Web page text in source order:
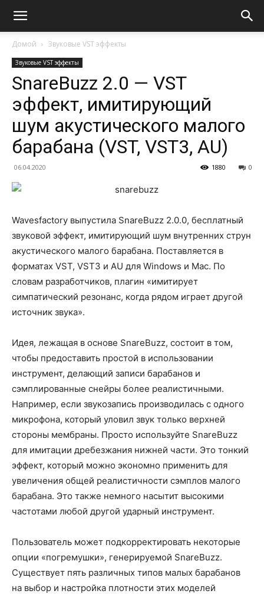
Домой Звуковые VST эффекты
Звуковые VST эффекты
SnareBuzz 2.0 — VST
эффект, имитирующий
шум акустического малого
барабана (VST, VST3, AU)
06.04.2020 0
1880
Wavesfactory выпустила SnareBuzz 2.0.0, бесплатный
звуковой эффект, имитирующий шум внутренних струн
акустического малого барабана. Поставляется в
форматах VST, VST3 и AU для Windows и Mac. По
словам разработчиков, плагин «имитирует
симпатический резонанс, когда рядом играет другой
источник звука».
Идея, лежащая в основе SnareBuzz, состоит в том,
чтобы предоставить простой в использовании
инструмент, делающий записи барабанов и
сэмплированные снейры более реалистичными.
Например, если звукозапись производилась с одного
микрофона, который уловил звук только верхней
стороны мембраны. Просто используйте SnareBuzz
для имитации дребезжания нижней части. Это тонкий
эффект, который можно экономно применить для
увеличения общей реалистичности сэмплов малого
барабана. Это также немного насытит высокими
частотами любой другой ударный инструмент.
Пользователь может подкорректировать некоторые
опции «погремушки», генерируемой SnareBuzz.
Существует пять различных типов малых барабанов
на выбор и настройка плотности этих моделей